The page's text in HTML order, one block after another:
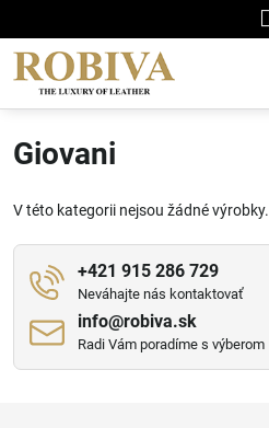
Giovani
V této kategorii nejsou žádné výrobky.
+421 915 286 729
Neváhajte nás kontaktovať
info​@robiva​.sk
Radi Vám poradíme s výberom